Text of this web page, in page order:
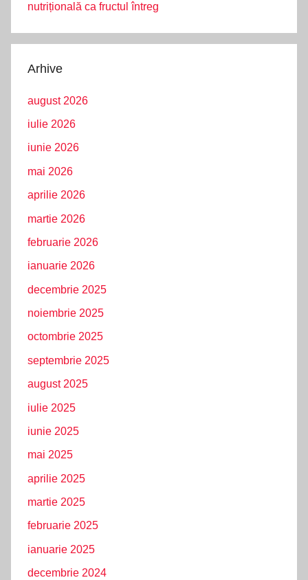
nutrițională ca fructul întreg
Arhive
august 2026
iulie 2026
iunie 2026
mai 2026
aprilie 2026
martie 2026
februarie 2026
ianuarie 2026
decembrie 2025
noiembrie 2025
octombrie 2025
septembrie 2025
august 2025
iulie 2025
iunie 2025
mai 2025
aprilie 2025
martie 2025
februarie 2025
ianuarie 2025
decembrie 2024